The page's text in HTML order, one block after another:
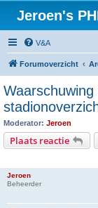
Jeroen's
V&A
Forumoverzicht
Moderator: Jeroen
Plaats reactie
Jeroen
Beheerder